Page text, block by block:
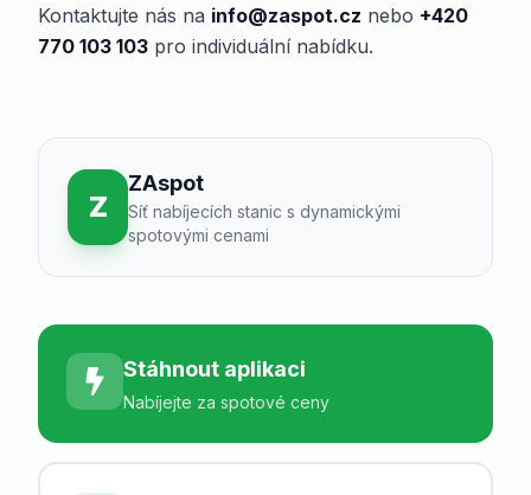
Kontaktujte nás na info@zaspot.cz nebo +420
770 103 103 pro individuální nabídku.
Z
ZAspot
Síť nabíjecích stanic s dynamickými
spotovými cenami
Stáhnout aplikaci
Nabíjejte za spotové ceny